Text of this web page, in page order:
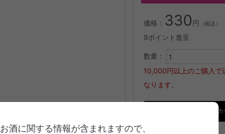
お酒に関する情報が含まれますので、
価格： 330円 （税込）
9ポイント進呈
数量：
10,000円以上のご購入で
なります。